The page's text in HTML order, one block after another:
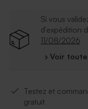
Si vous
d'expédition
11/08/2026
› Voir
Testez et
gratuit